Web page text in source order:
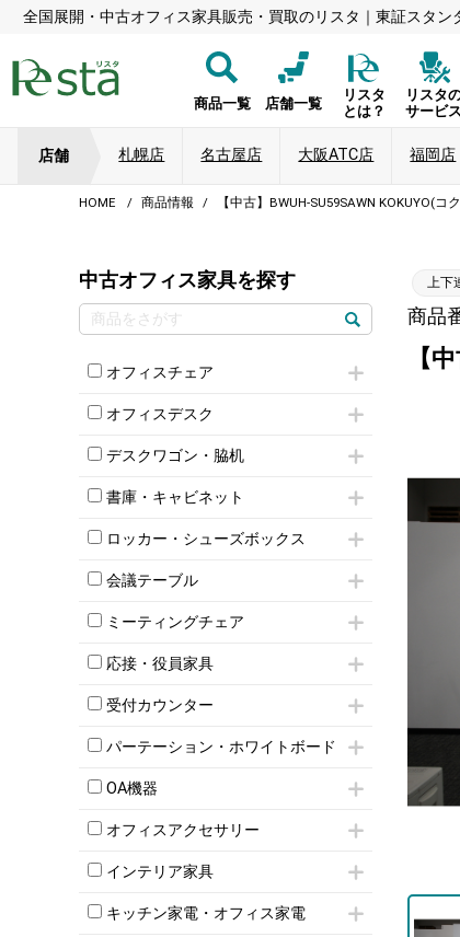
全国展開・中古オフィス家具販売・買取のリスタ｜東証スタ
商品一覧 店舗一覧
リスタ
とは？
リスタ
サービス
店舗 札幌店 名古屋店 大阪ATC店 福岡店
HOME 商品情報 【中古】BWUH-SU59SAWN KOKUYO(
中古オフィス家具を探す
オフィスチェア
肘付きチェア
肘無しチェア
役員チェア
オフィスチェアその他
オフィスデスク
片袖机
フリーアドレスデスク（ベンチデスク）
昇降デスク
両袖机
デスクワゴン・脇机
インワゴン2段
インワゴン3段
脇机
書庫・キャビネット
ハイキャビネット
ローキャビネット
両開きキャビネット
上下連結キャビネット
軽量ラック（スチールラック）
収納家具その他
オープン書庫
両開書庫
引き違い書庫
ロッカー・シューズボックス
1人用ロッカー
2人用ロッカー
3人用ロッカー
5人用ロッカー
8人用ロッカー
多人数ロッカー
シリンダー錠ロッカー
ダイヤル錠ロッカー
ボタン錠ロッカー
シューズロッカー・下駄箱
ロッカーその他
会議テーブル
ミーティングテーブル
スタッキングテーブル
ネスティングテーブル
カウンターテーブル
T字脚テーブル
会議テーブルW1200～
会議テーブルW1800～
折りたたみ会議テーブル
ハイテーブル
ミーティングチェア
キャスター付きミーティングチェア
スタッキングミーティングチェア
テーブル付きミーティングチェア
折りたたみミーティングチェア
ハイチェア
ミーティングチェアその他
応接・役員家具
応接セット
応接ソファ
応接チェア
応接・役員家具その他
受付カウンター
ハイカウンター
ローカウンター
ラウンジカウンター
パーテーション・ホワイトボード
パーテーション
自立タイプパーテーション
パーテーションその他
壁掛けホワイトボード
ホワイトボードその他
OA機器
iPad
電話機（ビジネスフォン）
シュレッダー
スクリーン
オフィスアクセサリー
チェア用台車
演台・講演台・演説台
防音パネル
インテリア家具
モールドチェア
ダイニングチェア
キッチン家電・オフィス家電
上下
商品
【